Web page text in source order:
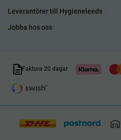
Leverantörer till Hygieneleeds
Jobba hos oss
Faktura 20 dagar